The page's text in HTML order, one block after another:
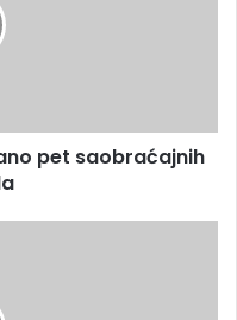
pet saobraćajnih